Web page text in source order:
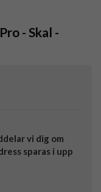
- Skal -
vi dig om
sparas i upp